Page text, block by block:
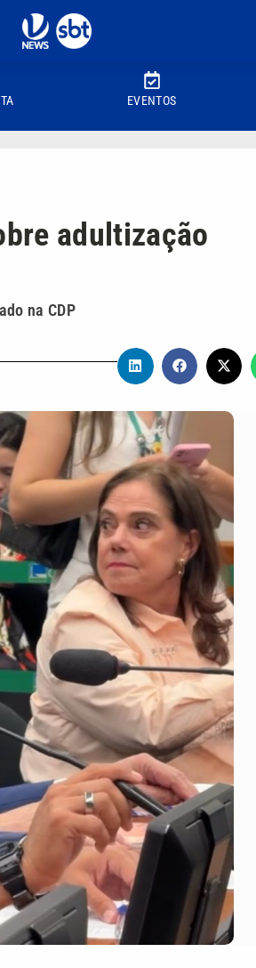
EVENTOS
adultização
na CDP